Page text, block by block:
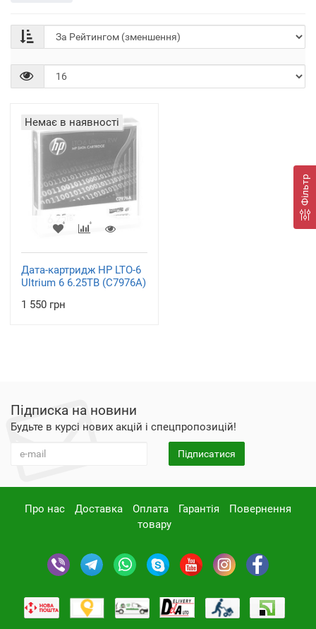
Фільтр
Немає в наявності
Дата-картридж HP LTO-6
Ultrium 6 6.25TB (C7976A)
1 550 грн
Підписка на новини
Будьте в курсі нових акцій і спецпропозицій!
Підписатися
Про нас Доставка Оплата Гарантія
Повернення
товару